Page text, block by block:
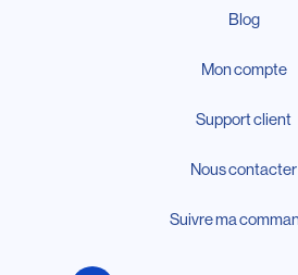
Blog
Mon compte
Support client
Nous contacter
Suivre ma